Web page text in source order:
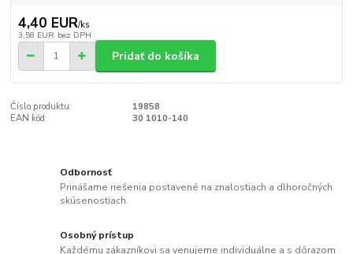
4,40 EUR/ks
3,58 EUR bez DPH
Pridať do košíka
Číslo produktu:
19858
EAN kód:
30 1010-140
Odbornosť
Prinášame riešenia postavené na znalostiach a dlhoročných
skúsenostiach.
Osobný prístup
Každému zákazníkovi sa venujeme individuálne a s dôrazom